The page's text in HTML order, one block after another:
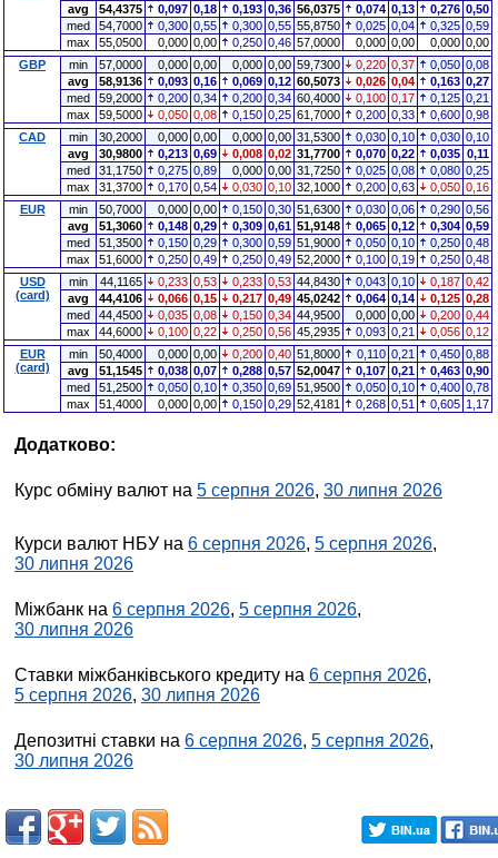
avg
54,4375 0,097 0,18 0,193 0,36 56,0375 0,074 0,13 0,276 0,50
med
54,7000 0,300 0,55 0,300 0,55 55,8750 0,025 0,04 0,325 0,59
max
55,0500 0,000 0,00 0,250 0,46 57,0000 0,000 0,00 0,000 0,00
GBP
min 57,0000 0,000 0,00 0,000 0,00 59,7300 0,220 0,37 0,050 0,08
avg
58,9136 0,093 0,16 0,069 0,12 60,5073 0,026 0,04 0,163 0,27
med
59,2000 0,200 0,34 0,200 0,34 60,4000 0,100 0,17 0,125 0,21
max
59,5000 0,050 0,08 0,150 0,25 61,7000 0,200 0,33 0,600 0,98
CAD
min 30,2000 0,000 0,00 0,000 0,00 31,5300 0,030 0,10 0,030 0,10
avg
30,9800 0,213 0,69 0,008 0,02 31,7700 0,070 0,22 0,035 0,11
med
31,1750 0,275 0,89 0,000 0,00 31,7250 0,025 0,08 0,080 0,25
max
31,3700 0,170 0,54 0,030 0,10 32,1000 0,200 0,63 0,050 0,16
EUR
min 50,7000 0,000 0,00 0,150 0,30 51,6300 0,030 0,06 0,290 0,56
avg
51,3060 0,148 0,29 0,309 0,61 51,9148 0,065 0,12 0,304 0,59
med
51,3500 0,150 0,29 0,300 0,59 51,9000 0,050 0,10 0,250 0,48
max
51,6000 0,250 0,49 0,250 0,49 52,2000 0,100 0,19 0,250 0,48
USD
(card)
min 44,1165 0,233 0,53 0,233 0,53 44,8430 0,043 0,10 0,187 0,42
avg
44,4106 0,066 0,15 0,217 0,49 45,0242 0,064 0,14 0,125 0,28
med
44,4500 0,035 0,08 0,150 0,34 44,9500 0,000 0,00 0,200 0,44
max
44,6000 0,100 0,22 0,250 0,56 45,2935 0,093 0,21 0,056 0,12
EUR
(card)
min 50,4000 0,000 0,00 0,200 0,40 51,8000 0,110 0,21 0,450 0,88
avg
51,1545 0,038 0,07 0,288 0,57 52,0047 0,107 0,21 0,463 0,90
med
51,2500 0,050 0,10 0,350 0,69 51,9500 0,050 0,10 0,400 0,78
max
51,4000 0,000 0,00 0,150 0,29 52,4181 0,268 0,51 0,605 1,17
Додатково:
Курс обміну валют на 5 серпня 2026, 30 липня 2026
Курси валют НБУ на 6 серпня 2026, 5 серпня 2026,
30 липня 2026
Міжбанк на 6 серпня 2026, 5 серпня 2026,
30 липня 2026
Ставки міжбанківського кредиту на 6 серпня 2026,
5 серпня 2026, 30 липня 2026
Депозитні ставки на 6 серпня 2026, 5 серпня 2026,
30 липня 2026